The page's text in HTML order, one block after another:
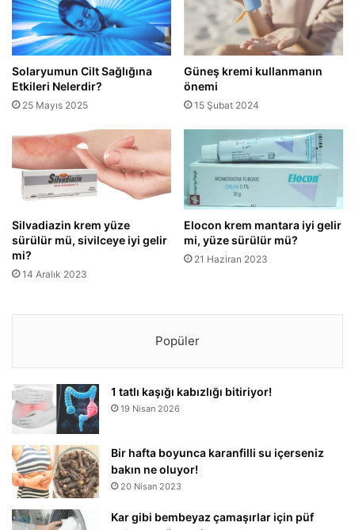
Solaryumun Cilt Sağlığına
Etkileri Nelerdir?
25 Mayıs 2025
Güneş kremi kullanmanın
önemi
15 Şubat 2024
Silvadiazin krem yüze
sürülür mü, sivilceye iyi gelir
mi?
14 Aralık 2023
Elocon krem mantara iyi gelir
mi, yüze sürülür mü?
21 Haziran 2023
Popüler
1 tatlı kaşığı kabızlığı bitiriyor!
19 Nisan 2026
Bir hafta boyunca karanfilli su içerseniz
bakın ne oluyor!
20 Nisan 2023
Kar gibi bembeyaz çamaşırlar için püf